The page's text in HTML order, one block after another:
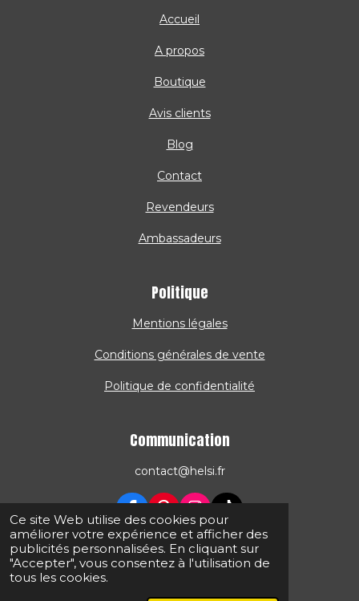
Ce site Web utilise des cookies pour
améliorer votre expérience et afficher des
publicités personnalisées. En cliquant sur
"Accepter", vous consentez à l'utilisation de
tous les cookies.
Accueil
A propos
Boutique
Avis clients
Blog
Contact
Revendeurs
Ambassadeurs
Politique
Mentions légales
Conditions générales de vente
Politique de confidentialité
Communication
contact@helsi.fr
F
a
c
e
b
P
i
n
t
e
I
n
s
t
a
T
i
k
T
o
© 2025 - 2026 HELSI | La boisson naturellement
énergisante